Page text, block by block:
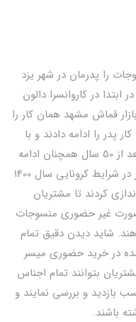
را پدرمان در شهر یزد
در کاروانسرا دالون
قماش مشهد همان کار را
پدر را ادامه دادند و با
فروش انواع روفرشی و حوله، شغل پدر بعد از 50 سال همچنان ادامه
دارد. حال فرزندان برای ارائه خدمات بهتر در شرایط کرونایی سال 1400
کردند تا مشتریان
غیر حضوری منسوجات
شاید دیدن دقیق تمام
در خرید حضوری میسر
بتوانند تمام اجناس
بازدید و بررسی نمایند و
باشند.